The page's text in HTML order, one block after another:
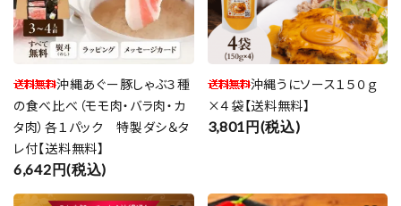
沖縄あぐー豚しゃぶ３種
の食べ比べ（モモ肉・バラ肉・カ
タ肉）各１パック 特製ダシ＆タ
レ付【送料無料】
6,642円(税込)
沖縄うにソース１５０ｇ
×４袋【送料無料】
3,801円(税込)